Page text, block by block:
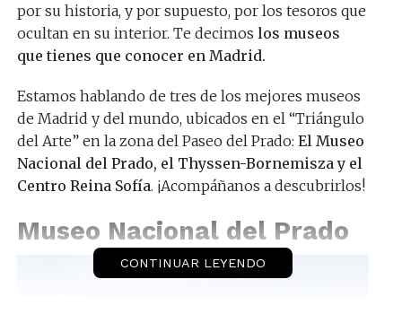
por su historia, y por supuesto, por los tesoros que
ocultan en su interior. Te decimos los museos
que tienes que conocer en Madrid.
Estamos hablando de tres de los mejores museos
de Madrid y del mundo, ubicados en el “Triángulo
del Arte” en la zona del Paseo del Prado: El Museo
Nacional del Prado, el Thyssen-Bornemisza y el
Centro Reina Sofía. ¡Acompáñanos a descubrirlos!
Museo Nacional del Prado
CONTINUAR LEYENDO